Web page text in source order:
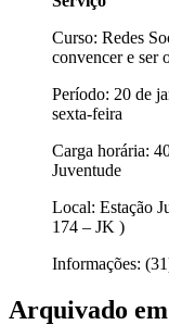
Curso: Redes
convencer e ser
Período: 20 de
sexta-feira
Carga horária:
Juventude
Local: Estação
174 – JK )
Informações:
Arquivado